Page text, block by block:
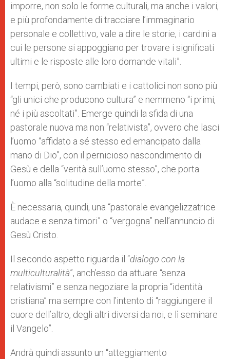
imporre, non solo le forme culturali, ma anche i valori,
e più profondamente di tracciare l’immaginario
personale e collettivo, vale a dire le storie, i cardini a
cui le persone si appoggiano per trovare i significati
ultimi e le risposte alle loro domande vitali”.
I tempi, però, sono cambiati e i cattolici non sono più
“gli unici che producono cultura” e nemmeno “i primi,
né i più ascoltati”. Emerge quindi la sfida di una
pastorale nuova ma non “relativista”, ovvero che lasci
l’uomo “affidato a sé stesso ed emancipato dalla
mano di Dio”, con il pernicioso nascondimento di
Gesù e della “verità sull’uomo stesso”, che porta
l’uomo alla “solitudine della morte”.
È necessaria, quindi, una “pastorale evangelizzatrice
audace e senza timori” o “vergogna” nell’annuncio di
Gesù Cristo.
Il secondo aspetto riguarda il “dialogo con la
multiculturalità”, anch’esso da attuare “senza
relativismi” e senza negoziare la propria “identità
cristiana” ma sempre con l’intento di “raggiungere il
cuore dell’altro, degli altri diversi da noi, e lì seminare
il Vangelo”.
Andrà quindi assunto un “atteggiamento